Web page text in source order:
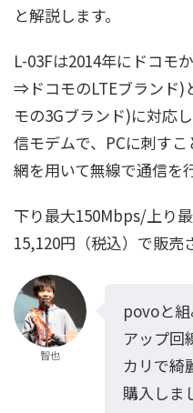
と解説します。
L-03Fは2014年にドコモ
⇒ドコモのLTEブランド)
モの3Gブランド)に対応
信モデムで、PCに刺す
網を用いて無線で通信を
下り最大150Mbps/上り
15,120円（税込）で販売
智也
povoと
アップ回
カリで綺
購入しま